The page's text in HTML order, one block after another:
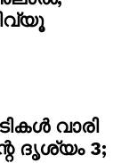
വാരി
ദൃശ്യം 3;